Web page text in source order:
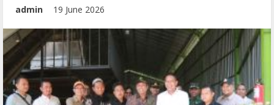
admin 19 June 2026